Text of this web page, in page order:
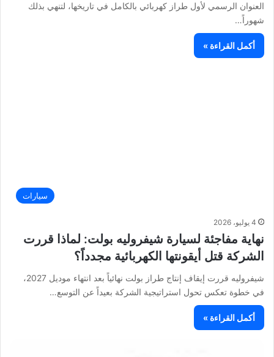
العنوان الرسمي لأول طراز كهربائي بالكامل في تاريخها، لتنهي بذلك
شهوراً…
أكمل القراءة »
سيارات
4 يوليو، 2026
نهاية مفاجئة لسيارة شيفروليه بولت: لماذا قررت
الشركة قتل أيقونتها الكهربائية مجدداً؟
شيفروليه قررت إيقاف إنتاج طراز بولت نهائياً بعد انتهاء موديل 2027،
في خطوة تعكس تحول استراتيجية الشركة بعيداً عن التوسع…
أكمل القراءة »